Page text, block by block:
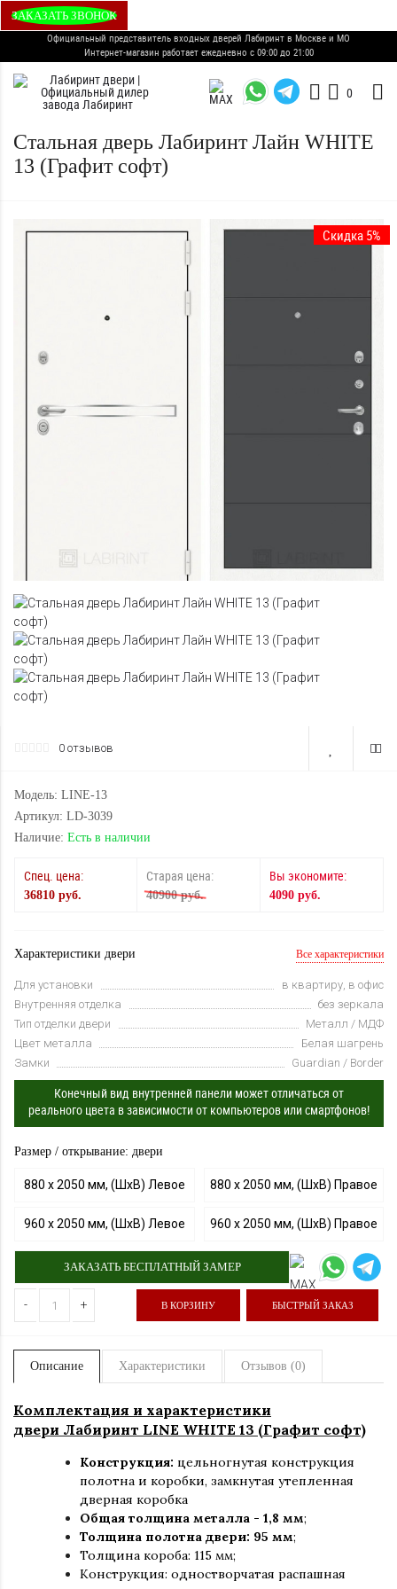
ЗАКАЗАТЬ ЗВОНОК
Официальный представитель входных дверей Лабиринт в Москве и МО
Интернет-магазин работает ежедневно с 09:00 до 21:00
0
Стальная дверь Лабиринт Лайн WHITE
13 (Графит софт)
Скидка 5%
0 отзывов
Модель: LINE-13
Артикул: LD-3039
Наличие: Есть в наличии
Спец. цена:
36810 руб.
Старая цена:
40900 руб.
Вы экономите:
4090 руб.
Характеристики двери Все характеристики
Для установки
в квартиру, в офис
Внутренняя отделка
без зеркала
Тип отделки двери
Металл / МДФ
Цвет металла
Белая шагрень
Замки
Guardian / Border
Конечный вид внутренней панели может отличаться от
реального цвета в зависимости от компьютеров или смартфонов!
Размер / открывание: двери
880 х 2050 мм, (ШхВ) Левое 880 х 2050 мм, (ШхВ) Правое
960 х 2050 мм, (ШхВ) Левое 960 х 2050 мм, (ШхВ) Правое
ЗАКАЗАТЬ БЕСПЛАТНЫЙ ЗАМЕР
- + В КОРЗИНУ БЫСТРЫЙ ЗАКАЗ
Описание Характеристики Отзывов (0)
Комплектация и характеристики
двери Лабиринт LINE WHITE 13 (Графит софт)
Конструкция: цельногнутая конструкция
полотна и коробки, замкнутая утепленная
дверная коробка
Общая толщина металла - 1,8 мм;
Толщина полотна двери: 95 мм;
Толщина короба: 115 мм;
Конструкция: одностворчатая распашная